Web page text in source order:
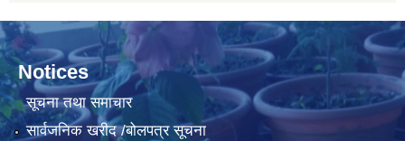
Notices
सूचना तथा समाचार
सार्वजनिक खरीद /बोलपत्र सूचना